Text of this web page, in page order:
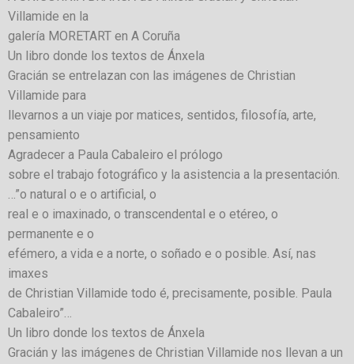
Villamide en la
galería MORETART en A Coruña
Un libro donde los textos de Ánxela
Gracián se entrelazan con las imágenes de Christian
Villamide para
llevarnos a un viaje por matices, sentidos, filosofía, arte,
pensamiento
Agradecer a Paula Cabaleiro el prólogo
sobre el trabajo fotográfico y la asistencia a la presentación.
…”o natural o e o artificial, o
real e o imaxinado, o transcendental e o etéreo, o
permanente e o
efémero, a vida e a norte, o soñado e o posible. Así, nas
imaxes
de Christian Villamide todo é, precisamente, posible. Paula
Cabaleiro”…
Un libro donde los textos de Ánxela
Gracián y las imágenes de Christian Villamide nos llevan a un